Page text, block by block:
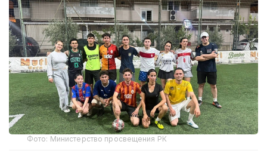
Фото: Министерство просвещения РК